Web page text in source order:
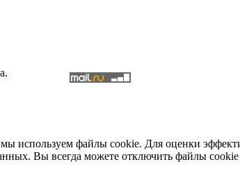
мы используем файлы cookie. Для оценки
Вы всегда можете отключить файлы